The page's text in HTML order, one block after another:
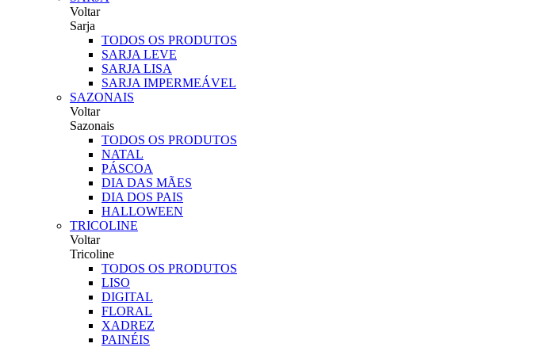
Voltar
Sarja
TODOS OS PRODUTOS
SARJA LEVE
SARJA LISA
SARJA IMPERMEÁVEL
SAZONAIS
Voltar
Sazonais
TODOS OS PRODUTOS
NATAL
PÁSCOA
DIA DAS MÃES
DIA DOS PAIS
HALLOWEEN
TRICOLINE
Voltar
Tricoline
TODOS OS PRODUTOS
LISO
DIGITAL
FLORAL
XADREZ
PAINÉIS